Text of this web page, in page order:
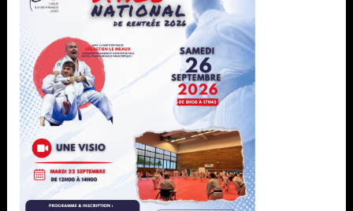
À ne pas manquer
Ligue
Formation
Sportif
Développement
Pôle espoir